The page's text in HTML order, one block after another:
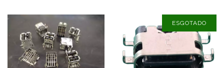
ESGOTADO